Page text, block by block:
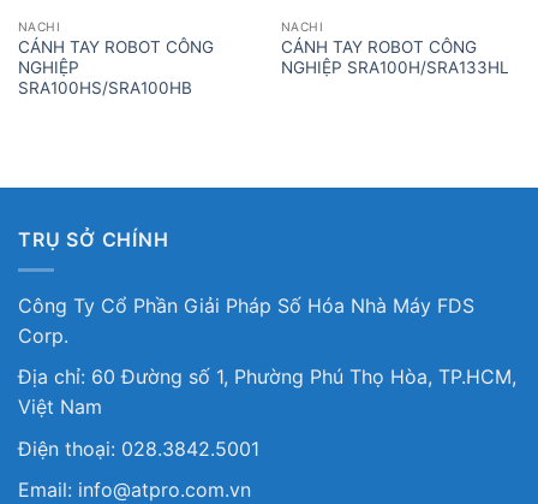
NACHI
CÁNH TAY ROBOT CÔNG
NGHIỆP
SRA100HS/SRA100HB
NACHI
CÁNH TAY ROBOT CÔNG
NGHIỆP SRA100H/SRA133HL
TRỤ SỞ CHÍNH
Công Ty Cổ Phần Giải Pháp Số Hóa Nhà Máy FDS
Corp.
Địa chỉ: 60 Đường số 1, Phường Phú Thọ Hòa, TP.HCM,
Việt Nam
Điện thoại: 028.3842.5001
Email: info@atpro.com.vn